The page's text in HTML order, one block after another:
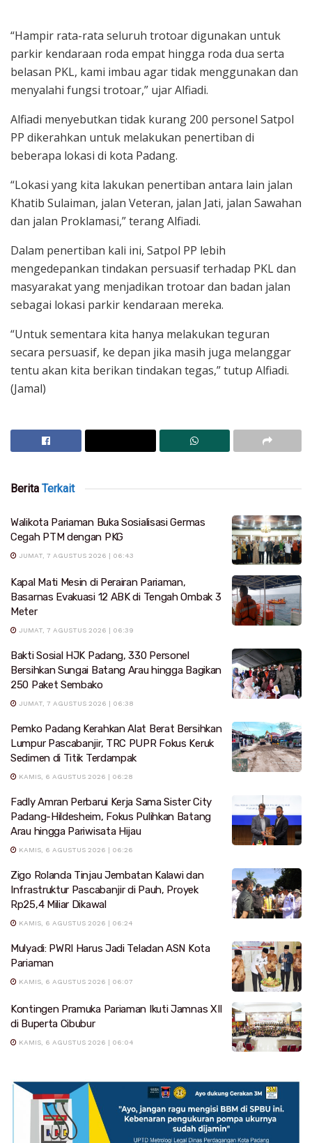
“Hampir rata-rata seluruh trotoar digunakan untuk
parkir kendaraan roda empat hingga roda dua serta
belasan PKL, kami imbau agar tidak menggunakan dan
menyalahi fungsi trotoar,” ujar Alfiadi.
Alfiadi menyebutkan tidak kurang 200 personel Satpol
PP dikerahkan untuk melakukan penertiban di
beberapa lokasi di kota Padang.
“Lokasi yang kita lakukan penertiban antara lain jalan
Khatib Sulaiman, jalan Veteran, jalan Jati, jalan Sawahan
dan jalan Proklamasi,” terang Alfiadi.
Dalam penertiban kali ini, Satpol PP lebih
mengedepankan tindakan persuasif terhadap PKL dan
masyarakat yang menjadikan trotoar dan badan jalan
sebagai lokasi parkir kendaraan mereka.
“Untuk sementara kita hanya melakukan teguran
secara persuasif, ke depan jika masih juga melanggar
tentu akan kita berikan tindakan tegas,” tutup Alfiadi.
(Jamal)
Berita Terkait
Walikota Pariaman Buka Sosialisasi Germas
Cegah PTM dengan PKG
JUMAT, 7 AGUSTUS 2026 | 06:43
Kapal Mati Mesin di Perairan Pariaman,
Basarnas Evakuasi 12 ABK di Tengah Ombak 3
Meter
JUMAT, 7 AGUSTUS 2026 | 06:39
Bakti Sosial HJK Padang, 330 Personel
Bersihkan Sungai Batang Arau hingga Bagikan
250 Paket Sembako
JUMAT, 7 AGUSTUS 2026 | 06:38
Pemko Padang Kerahkan Alat Berat Bersihkan
Lumpur Pascabanjir, TRC PUPR Fokus Keruk
Sedimen di Titik Terdampak
KAMIS, 6 AGUSTUS 2026 | 06:28
Fadly Amran Perbarui Kerja Sama Sister City
Padang-Hildesheim, Fokus Pulihkan Batang
Arau hingga Pariwisata Hijau
KAMIS, 6 AGUSTUS 2026 | 06:26
Zigo Rolanda Tinjau Jembatan Kalawi dan
Infrastruktur Pascabanjir di Pauh, Proyek
Rp25,4 Miliar Dikawal
KAMIS, 6 AGUSTUS 2026 | 06:24
Mulyadi: PWRI Harus Jadi Teladan ASN Kota
Pariaman
KAMIS, 6 AGUSTUS 2026 | 06:07
Kontingen Pramuka Pariaman Ikuti Jamnas XII
di Buperta Cibubur
KAMIS, 6 AGUSTUS 2026 | 06:04